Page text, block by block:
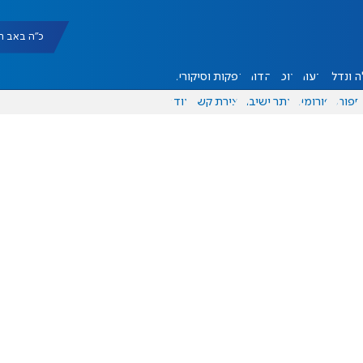
כ"ה באב תשפ"ו
ונדל"ן דעות אוכל יהדות הפקות וסיקורים
ספורט פורומים אתר ישיבה יצירת קשר עוד